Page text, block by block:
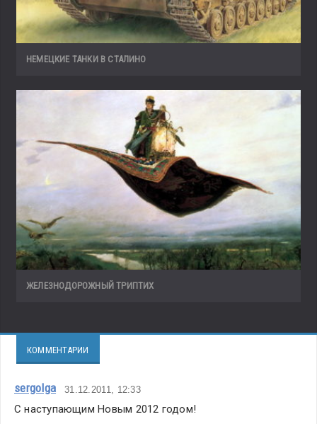
НЕМЕЦКИЕ ТАНКИ В СТАЛИНО
ЖЕЛЕЗНОДОРОЖНЫЙ ТРИПТИХ
КОММЕНТАРИИ
sergolga 31.12.2011, 12:33
С наступающим Новым 2012 годом!